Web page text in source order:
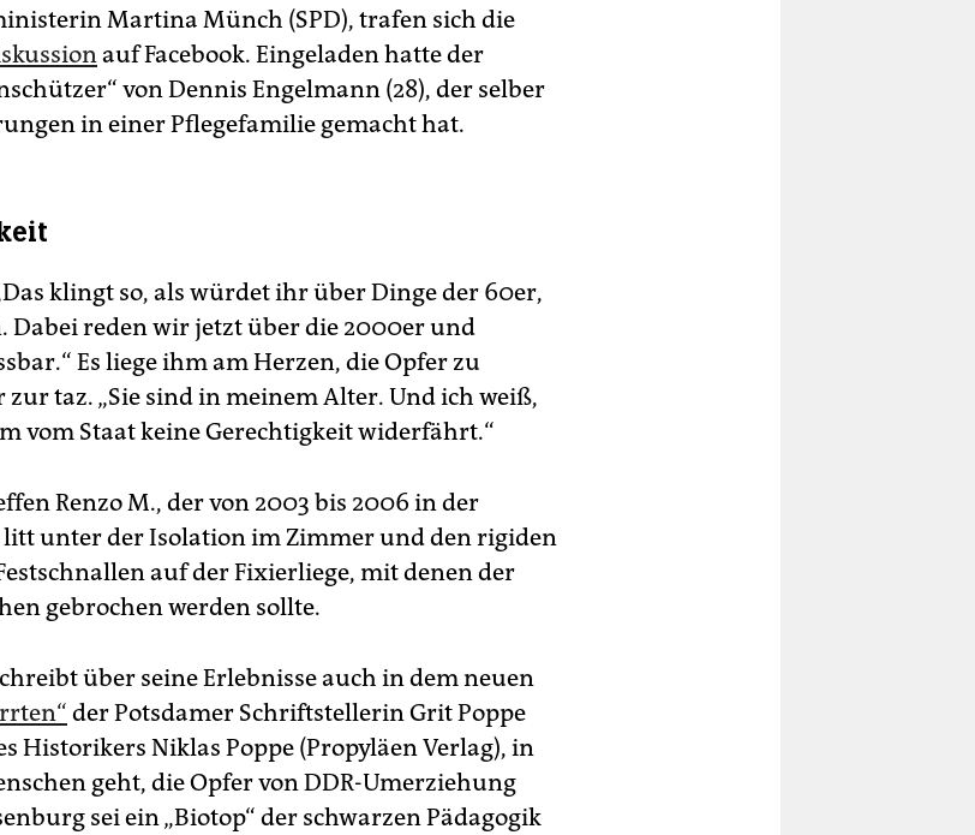
Martina Münch (SPD), trafen sich die
auf Facebook. Eingeladen hatte der
von Dennis Engelmann (28), der selber
in einer Pflegefamilie gemacht hat.
klingt so, als würdet ihr über Dinge der 60er,
Dabei reden wir jetzt über die 2000er und
Es liege ihm am Herzen, die Opfer zu
taz. „Sie sind in meinem Alter. Und ich weiß,
vom Staat keine Gerechtigkeit widerfährt.“
Renzo M., der von 2003 bis 2006 in der
litt unter der Isolation im Zimmer und den rigiden
auf der Fixierliege, mit denen der
gebrochen werden sollte.
über seine Erlebnisse auch in dem neuen
der Potsdamer Schriftstellerin Grit Poppe
Historikers Niklas Poppe (Propyläen Verlag), in
geht, die Opfer von DDR-Umerziehung
sei ein „Biotop“ der schwarzen Pädagogik